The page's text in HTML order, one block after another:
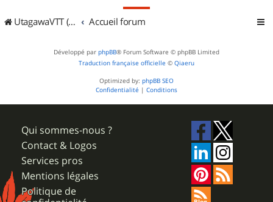
UtagawaVTT (Randos VTT et VTTAE avec traces GPS) Accueil forum
Développé par phpBB® Forum Software © phpBB Limited
Traduction française officielle © Qiaeru
Optimized by: phpBB SEO
Confidentialité | Conditions
Qui sommes-nous ?
Contact & Logos
Services pros
Mentions légales
Politique de